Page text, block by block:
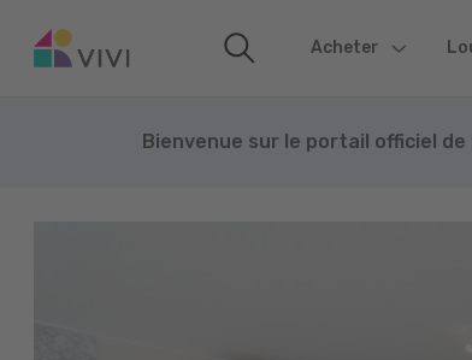
Acheter (current)
Bienvenue sur le portail officiel de